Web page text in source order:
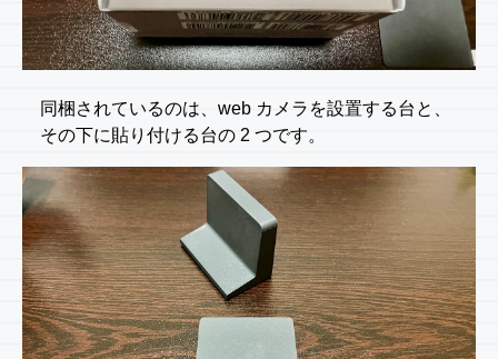
同梱されているのは、web カメラを設置する台と、
その下に貼り付ける台の 2 つです。